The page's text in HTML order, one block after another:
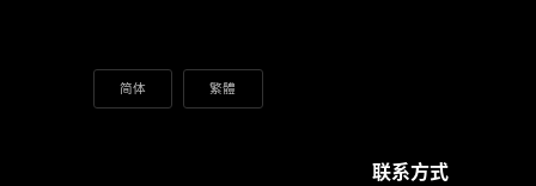
简体 繁體
联系方式